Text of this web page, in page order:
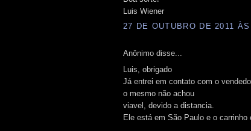
Luis Wiener
27 DE OUTUBRO DE 2011
Anônimo disse...
Luis, obrigado
Já entrei em contato com o
o mesmo não achou
viavel, devido a distancia.
Ele está em São Paulo e o carrinho